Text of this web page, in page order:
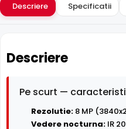
Descriere Specificatii
Descriere
Pe scurt —
Rezolutie: 8 MP
Vedere nocturna: IR